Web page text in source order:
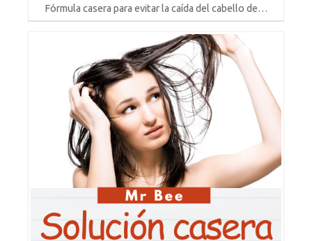
Fórmula casera para evitar la caída del cabello de…